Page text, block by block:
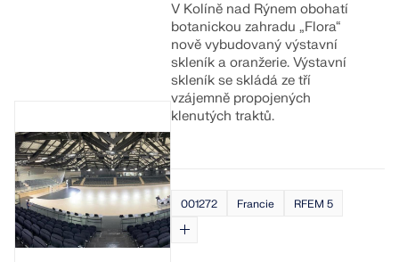
V Kolíně nad Rýnem obohatí
botanickou zahradu „Flora“
nově vybudovaný výstavní
skleník a oranžerie. Výstavní
skleník se skládá ze tří
vzájemně propojených
klenutých traktů.
001272 Francie RFEM 5